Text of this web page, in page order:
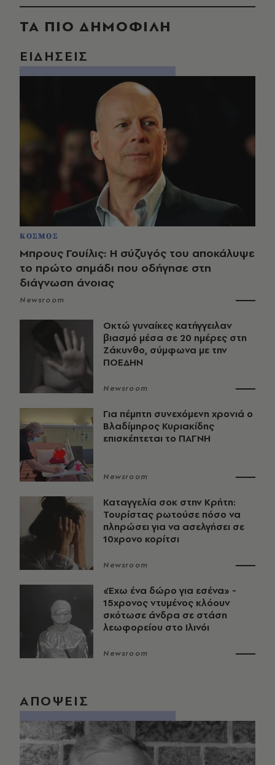
ΤΑ ΠΙΟ ΔΗΜΟΦΙΛΗ
ΕΙΔΗΣΕΙΣ
ΚΟΣΜΟΣ
Μπρους Γουίλις: Η σύζυγός του αποκάλυψε
το πρώτο σημάδι που οδήγησε στη
διάγνωση άνοιας
Newsroom
Οκτώ γυναίκες κατήγγειλαν
βιασμό μέσα σε 20 ημέρες στη
Ζάκυνθο, σύμφωνα με την
ΠΟΕΔΗΝ
Newsroom
Για πέμπτη συνεχόμενη χρονιά ο
Βλαδίμηρος Κυριακίδης
επισκέπτεται το ΠΑΓΝΗ
Newsroom
Καταγγελία σοκ στην Κρήτη:
Τουρίστας ρωτούσε πόσο να
πληρώσει για να ασελγήσει σε
10χρονο κορίτσι
Newsroom
«Έχω ένα δώρο για εσένα» -
15χρονος ντυμένος κλόουν
σκότωσε άνδρα σε στάση
λεωφορείου στο Ιλινόι
Newsroom
ΑΠΟΨΕΙΣ